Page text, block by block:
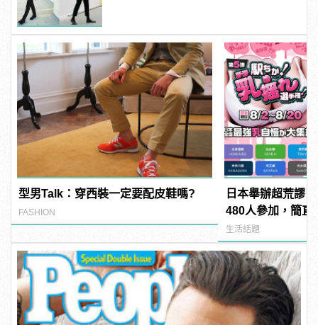
型男Talk：穿西裝一定要配皮鞋嗎?
FASHION
日本舉辦超荒謬
480人參加，簡直
manfashion這樣
生活話題